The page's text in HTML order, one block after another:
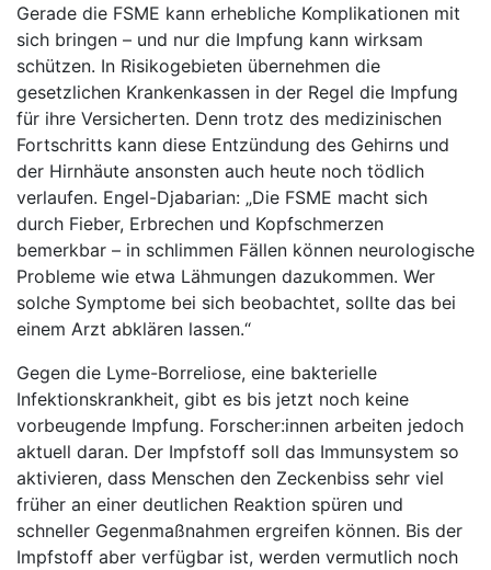
Gerade die FSME kann erhebliche Komplikationen mit
sich bringen – und nur die Impfung kann wirksam
schützen. In Risikogebieten übernehmen die
gesetzlichen Krankenkassen in der Regel die Impfung
für ihre Versicherten. Denn trotz des medizinischen
Fortschritts kann diese Entzündung des Gehirns und
der Hirnhäute ansonsten auch heute noch tödlich
verlaufen. Engel-Djabarian: „Die FSME macht sich
durch Fieber, Erbrechen und Kopfschmerzen
bemerkbar – in schlimmen Fällen können neurologische
Probleme wie etwa Lähmungen dazukommen. Wer
solche Symptome bei sich beobachtet, sollte das bei
einem Arzt abklären lassen.“
Gegen die Lyme-Borreliose, eine bakterielle
Infektionskrankheit, gibt es bis jetzt noch keine
vorbeugende Impfung. Forscher:innen arbeiten jedoch
aktuell daran. Der Impfstoff soll das Immunsystem so
aktivieren, dass Menschen den Zeckenbiss sehr viel
früher an einer deutlichen Reaktion spüren und
schneller Gegenmaßnahmen ergreifen können. Bis der
Impfstoff aber verfügbar ist, werden vermutlich noch